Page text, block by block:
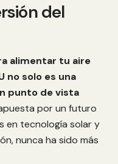
del
alimentar tu aire
no solo es una
punto de vista
por un futuro
en tecnología solar y
nunca ha sido más